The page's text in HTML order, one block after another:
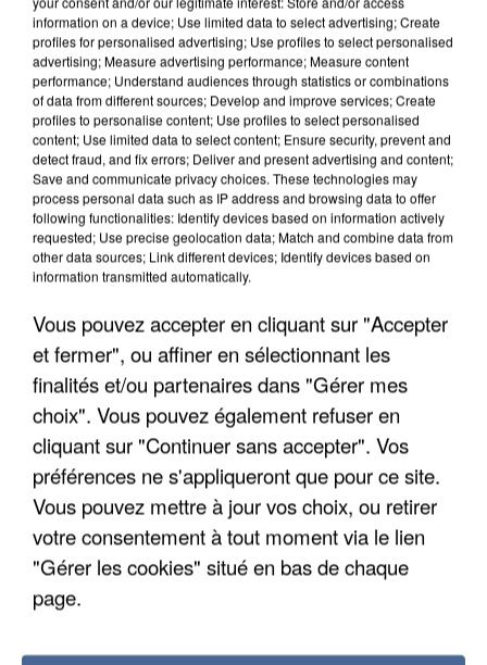
UNE TOURISTE DE L’OISE EMPORTÉE PAR UNE
information on a device; Use limited data to select advertising; Create
profiles for personalised advertising; Use profiles to select personalised
advertising; Measure advertising performance; Measure content
performance; Understand audiences through statistics or combinations
of data from different sources; Develop and improve services; Create
profiles to personalise content; Use profiles to select personalised
content; Use limited data to select content; Ensure security, prevent and
detect fraud, and fix errors; Deliver and present advertising and content;
Save and communicate privacy choices. These technologies may
process personal data such as IP address and browsing data to offer
following functionalities: Identify devices based on information actively
requested; Use precise geolocation data; Match and combine data from
other data sources; Link different devices; Identify devices based on
information transmitted automatically.
Vous pouvez accepter en cliquant sur "Accepter
et fermer", ou affiner en sélectionnant les
finalités et/ou partenaires dans "Gérer mes
choix". Vous pouvez également refuser en
cliquant sur "Continuer sans accepter". Vos
préférences ne s'appliqueront que pour ce site.
Vous pouvez mettre à jour vos choix, ou retirer
votre consentement à tout moment via le lien
"Gérer les cookies" situé en bas de chaque
page.